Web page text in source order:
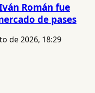
Román fue
de pases
de 2026, 18:29